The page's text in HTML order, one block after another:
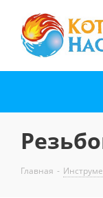
Главная -